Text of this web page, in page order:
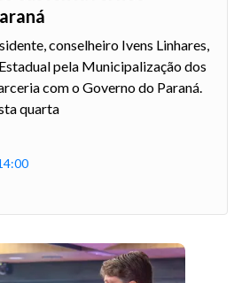
conselheiro Ivens Linhares,
pela Municipalização dos
com o Governo do Paraná.
quarta